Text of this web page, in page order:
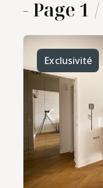
- Page 1 /
Exclusivité